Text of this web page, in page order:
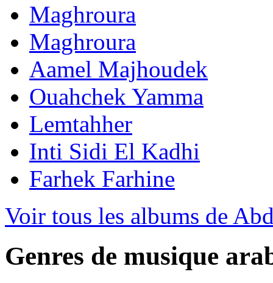
Maghroura
Maghroura
Aamel Majhoudek
Ouahchek Yamma
Lemtahher
Inti Sidi El Kadhi
Farhek Farhine
Voir tous les albums de
Genres de musique